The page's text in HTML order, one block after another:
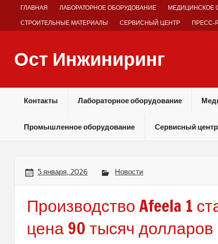
ГЛАВНАЯ ЛАБОРАТОРНОЕ ОБОРУДОВАНИЕ МЕДИЦИНСКОЕ
СТРОИТЕЛЬНЫЕ МАТЕРИАЛЫ СЕРВИСНЫЙ ЦЕНТР ПРЕСС-
Ост Инжиниринг
Контакты Лабораторное оборудование
Промышленное оборудование Сервисный центр
5 января, 2026 Новости
Производство Afeela 1
цена 90 тысяч долларов